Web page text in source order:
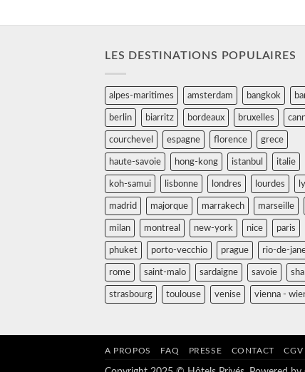
LES DESTINATIONS POPULAIRES
alpes-maritimes amsterdam bangkok
berlin biarritz bordeaux bruxelles
courchevel espagne florence grece
haute-savoie hong-kong istanbul italie
koh-samui lisbonne londres lourdes
madrid majorque marrakech marseille
milan montreal new-york nice paris
phuket porto-vecchio prague rio-de-
rome saint-malo sardaigne savoie
strasbourg toulouse venise vienna -
A PROPOS FAQ PRESSE CONTACT CGV